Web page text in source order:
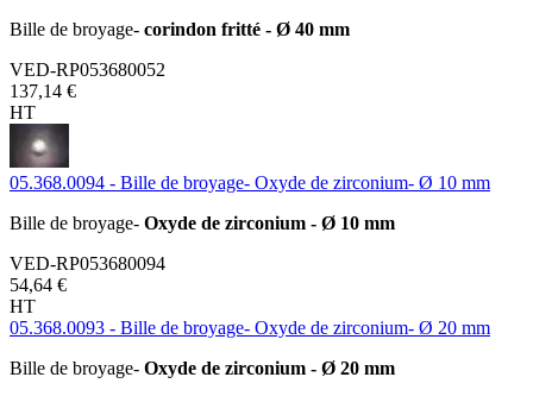
Bille de broyage- corindon fritté - Ø 40 mm
VED-RP053680052
137,14 €
HT
05.368.0094 - Bille de broyage- Oxyde de zirconium- Ø 10 mm
Bille de broyage- Oxyde de zirconium - Ø 10 mm
VED-RP053680094
54,64 €
HT
05.368.0093 - Bille de broyage- Oxyde de zirconium- Ø 20 mm
Bille de broyage- Oxyde de zirconium - Ø 20 mm